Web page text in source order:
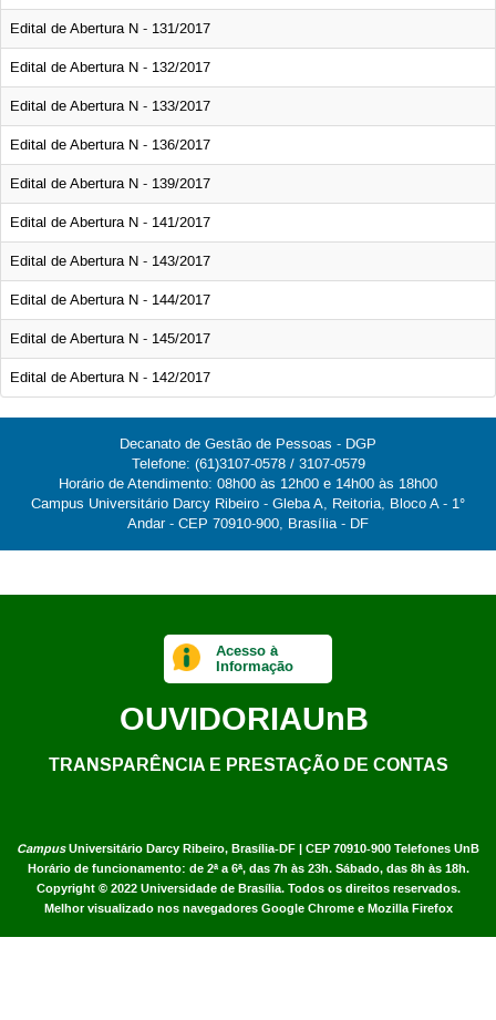
Edital de Abertura N - 131/2017
Edital de Abertura N - 132/2017
Edital de Abertura N - 133/2017
Edital de Abertura N - 136/2017
Edital de Abertura N - 139/2017
Edital de Abertura N - 141/2017
Edital de Abertura N - 143/2017
Edital de Abertura N - 144/2017
Edital de Abertura N - 145/2017
Edital de Abertura N - 142/2017
Decanato de Gestão de Pessoas - DGP
Telefone: (61)3107-0578 / 3107-0579
Horário de Atendimento: 08h00 às 12h00 e 14h00 às 18h00
Campus Universitário Darcy Ribeiro - Gleba A, Reitoria, Bloco A - 1°
Andar - CEP 70910-900, Brasília - DF
CampusUniversitário Darcy Ribeiro, Brasília-DF | CEP 70910-900 Telefones UnB
Horário de funcionamento: de 2ª a 6ª, das 7h às 23h. Sábado, das 8h às 18h.
Copyright © 2022 Universidade de Brasília. Todos os direitos reservados.
Melhor visualizado nos navegadores Google Chrome e Mozilla Firefox
Acesso à
Informação
OUVIDORIAUnB
TRANSPARÊNCIA E PRESTAÇÃO DE CONTAS